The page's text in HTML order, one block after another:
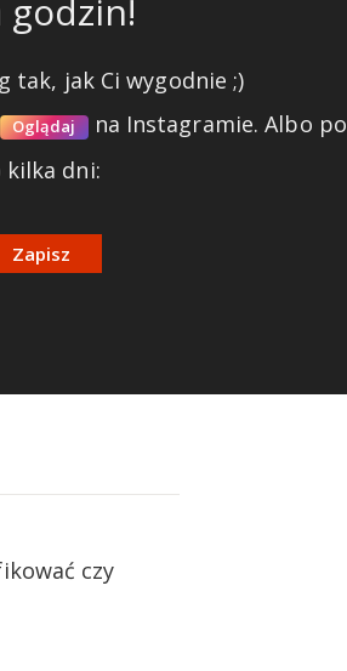
tak, jak Ci wygodnie ;)
Oglądaj na Instagramie.Albo po
kilka dni:
Zapisz
czy